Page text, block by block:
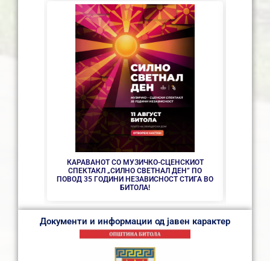
КАРАВАНОТ СО МУЗИЧКО-СЦЕНСКИОТ
СПЕКТАКЛ „СИЛНО СВЕТНАЛ ДЕН” ПО
ПОВОД 35 ГОДИНИ НЕЗАВИСНОСТ СТИГА ВО
БИТОЛА!
Документи и информации од јавен карактер